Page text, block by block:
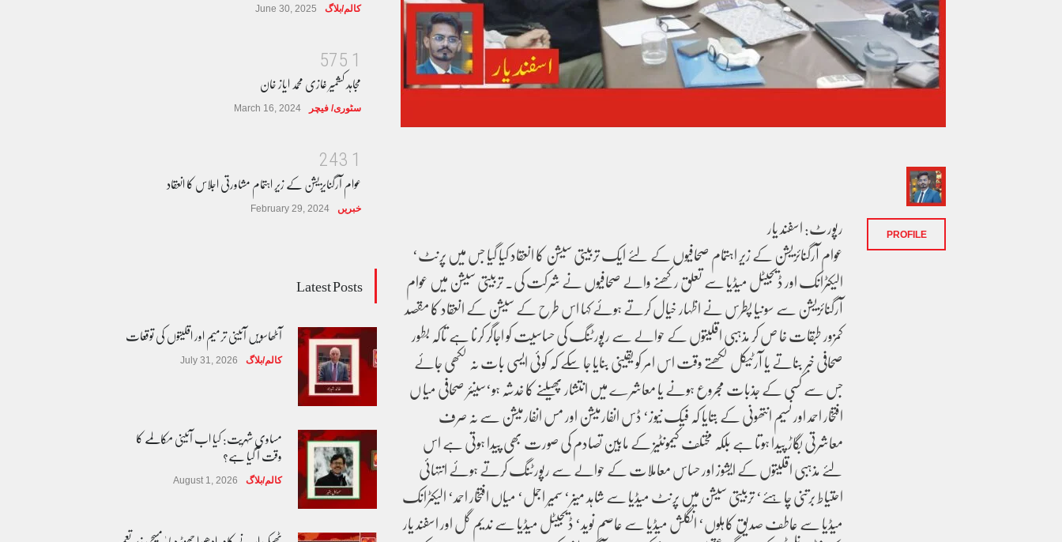
رپورٹ: اسفند یار
عوام آرگنائزیشن کے زیر اہتمام صحافیوں کے لئے ایک تربیتی سیشن کا انعقاد کیا گیا جس میں پرنٹ‘
الیکٹرانک اور ڈیجیٹل میڈیا سے تعلق رکھنے والے صحافیوں نے شرکت کی۔ تربیتی سیشن میں عوام
آرگنائزیشن سے سونیا پطرس نے اظہار خیال کرتے ہوئے کہا اس طرح کے سیشن کے انعقاد کا مقصد
کمزور طبقات خا ص کر مذہبی اقلیتوں کے حوالے سے رپورٹنگ کی حساسیت کو اجاگر کرنا ہے تاکہ بطور
صحافی خبر بناتے یا آرٹیکل لکھتے وقت اس امر کو یقینی بنایا جا سکے کہ کوئی ایسی بات نہ لکھی جائے
جس سے کسی کے جذبات مجروع ہونے یا معاشرے میں انتشار پھیلنے کا خدشہ ہو‘سینئر صحافی میا ں
افتخار احمد اور نسیم انتھونی کے بتایا کہ فیک نیوز‘ ڈس انفارمیشن اور مس انفارمیشن سے نہ صرف
معاشرتی بگاڑ پیدا ہوتا ہے بلکہ مختلف کیمونٹیز کے مابین تصادم کی صورت بھی پیدا ہوتی ہے اس
لئے مذہبی اقلیتوں کے ایشوز اور حساس معاملات کے حوالے سے رپورٹنگ کرتے ہوئے انتہائی
احتیاط برتنی چاہئے‘ تربیتی سیشن میں پرنٹ میڈیا سے شاہد مینر‘ سمیر اجمل‘ میاں افتخار احمد‘ الیکٹرانک
میڈیا سے عاطف صدیق کاہلوں‘ انگلش میڈیا سے عاصم نوید‘ ڈیجیٹل میڈیا سے ندیم گل اور اسفند یار
PROFILE
کالم/بلاگ June 30, 2025
1
5
7
5
مجاہد کشمیر غازی محمد ایاز خان
سٹوری/ فیچر March 16, 2024
1
3
4
2
عوام آرگنایزیشن کے زیر اہتمام مشاورتی اجلاس کا انعقاد
خبریں February 29, 2024
Latest Posts
آٹھاسویں آئینی ترمیم اور اقلیتوں کی توقعات
کالم/بلاگ July 31, 2026
مساوی شہریت: کیا اب آئینی مکالمے کا
وقت آ گیا ہے؟
کالم/بلاگ August 1, 2026